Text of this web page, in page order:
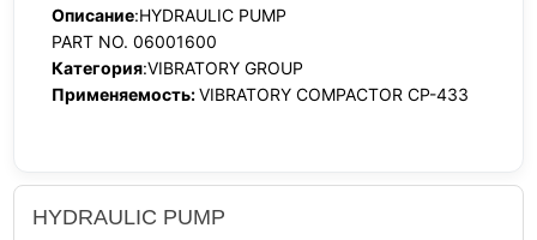
Описание:HYDRAULIC PUMP
PART NO. 06001600
Категория:VIBRATORY GROUP
Применяемость:VIBRATORY COMPACTOR CP-433
HYDRAULIC PUMP